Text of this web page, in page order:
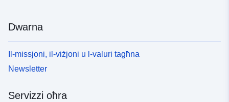
Dwarna
Il-missjoni, il-viżjoni u l-valuri tagħna
Newsletter
Servizzi oħra